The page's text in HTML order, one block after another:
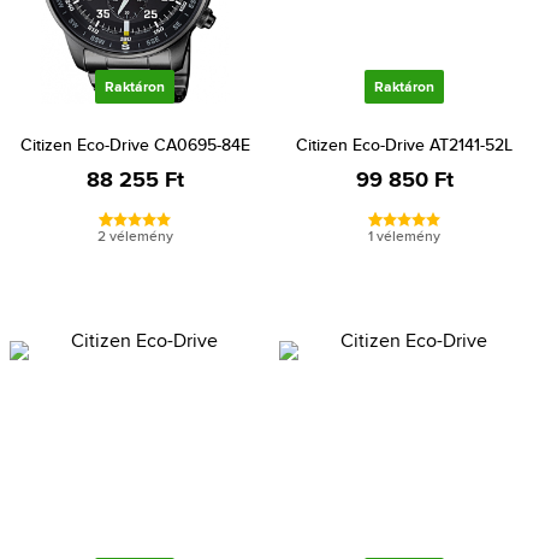
Raktáron
Citizen Eco-Drive CA0695-84E
88 255 Ft
2 vélemény
Raktáron
Citizen Eco-Drive AT2141-52L
99 850 Ft
1 vélemény